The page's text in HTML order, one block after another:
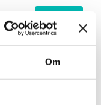
Om